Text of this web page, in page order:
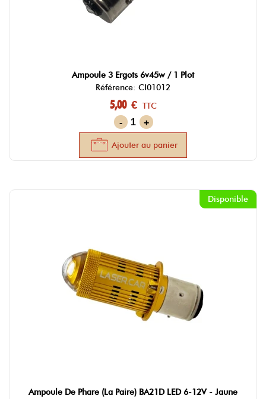
Ampoule 3 Ergots 6v45w / 1 Plot
Référence: CI01012
5,00 € TTC
-
+
Ajouter au panier
Disponible
Ampoule De Phare (La Paire) BA21D LED 6-12V - Jaune